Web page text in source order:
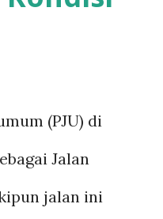
(PJU) di
Jalan
jalan ini